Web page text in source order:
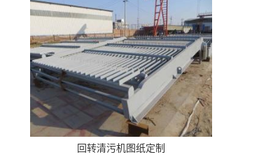
回转清污机图纸定制